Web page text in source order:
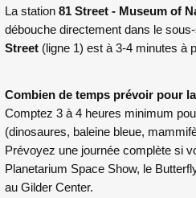
La station 81 Street - Museum of
débouche directement dans le
Street (ligne 1) est à 3-4 minutes à
Combien de temps prévoir pour
Comptez 3 à 4 heures minimum
(dinosaures, baleine bleue,
Prévoyez une journée complète si
Planetarium Space Show, le
au Gilder Center.